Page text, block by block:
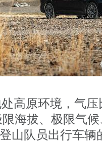
高原环境，气
海拔、极限气
山队员出行车